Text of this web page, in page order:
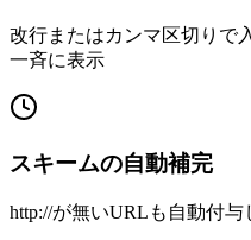
改行またはカンマ区切りで
一斉に表示
スキームの自動補完
http://が無いURLも自動付与